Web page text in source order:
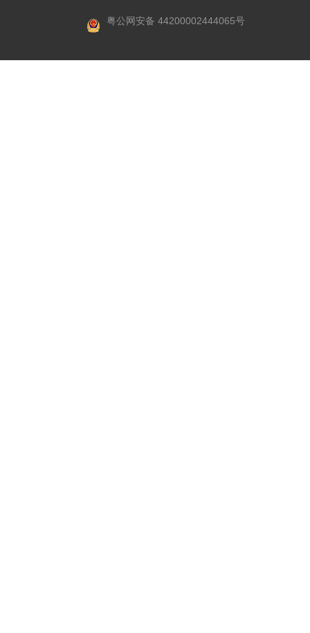
粤公网安备 44200002444065号